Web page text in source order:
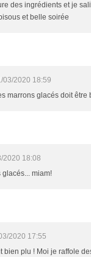
des ingrédients et je
et belle soirée
03/2020 18:59
marrons glacés doit être
2020 18:08
glacés... miam!
2020 17:55
bien plu ! Moi je raffole